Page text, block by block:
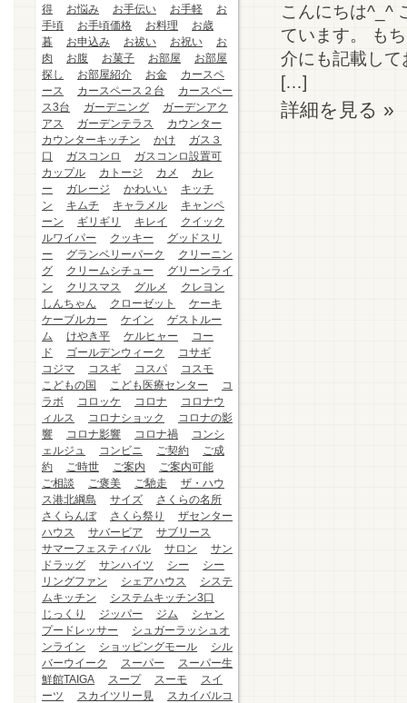
得
お悩み お手伝い お手軽
お
手頃
お手頃価格 お料理
お歳
暮
お申込み お祓い お祝い
お
肉
お腹 お菓子 お部屋
お部屋
探し
お部屋紹介 お金
カースペ
ース
カースペース２台
カースペー
ス3台
ガーデニング
ガーデンアク
アス
ガーデンテラス
カウンター
カウンターキッチン
かけ
ガス３
口
ガスコンロ
ガスコンロ設置可
カップル
カトージ カメ
カレ
ー
ガレージ かわいい
キッチ
ン
キムチ キャラメル
キャンペ
ーン
ギリギリ キレイ
クイック
ルワイパー
クッキー
グッドスリ
ー
グランベリーパーク
クリーニン
グ
クリームシチュー
グリーンライ
ン
クリスマス グルメ
クレヨン
しんちゃん
クローゼット
ケーキ
ケーブルカー
ケイン
ゲストルー
ム
けやき平 ケルヒャー
コー
ド
ゴールデンウィーク
コサギ
コジマ
コスギ コスパ
コスモ
こどもの国
こども医療センター
コ
ラボ
コロッケ コロナ
コロナウ
ィルス
コロナショック
コロナの影
響
コロナ影響 コロナ禍
コンシ
ェルジュ
コンビニ ご契約
ご成
約
ご時世 ご案内
ご案内可能
ご相談
ご褒美 ご馳走
ザ・ハウ
ス港北綱島
サイズ
さくらの名所
さくらんぼ
さくら祭り
ザセンター
ハウス
サバービア
サブリース
サマーフェスティバル
サロン
サン
ドラッグ
サンハイツ シー
シー
リングファン
シェアハウス
システ
ムキッチン
システムキッチン3口
じっくり
ジッパー ジム
シャン
プードレッサー
シュガーラッシュオ
ンライン
ショッピングモール
シル
バーウイーク
スーパー
スーパー生
鮮館TAIGA
スープ スーモ
スイ
ーツ
スカイツリー見
スカイバルコ
こんにちは^_^
ています。 も
介にも記載し
[…]
詳細を見る »